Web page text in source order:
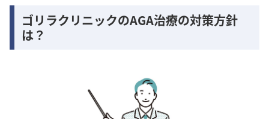
ゴリラクリニックのAGA治療の対策方針
は？